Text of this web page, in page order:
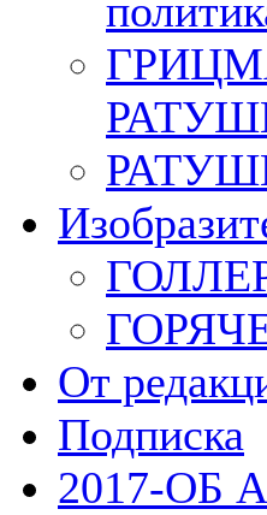
От
Подписка
2017-ОБ